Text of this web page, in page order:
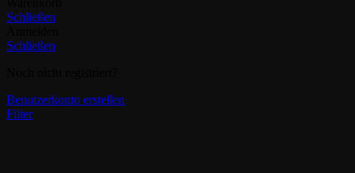
Schließen
Schließen
Benutzerkonto erstellen
Filter